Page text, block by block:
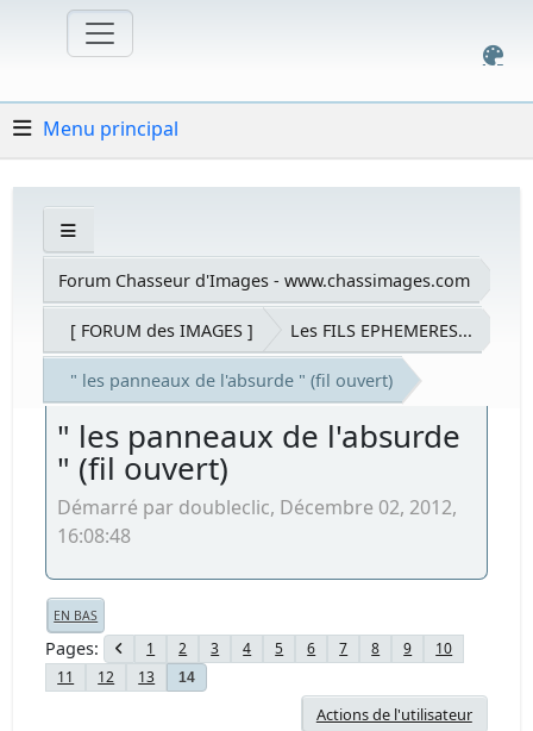
Menu principal
Forum Chasseur d'Images - www.chassimages.com
[ FORUM des IMAGES ] Les FILS EPHEMERES...
" les panneaux de l'absurde " (fil ouvert)
" les panneaux de l'absurde
" (fil ouvert)
Démarré par doubleclic, Décembre 02, 2012,
16:08:48
EN BAS
Pages 1 2 3 4 5 6 7 8 9
10
11
12 13 14
Actions de l'utilisateur